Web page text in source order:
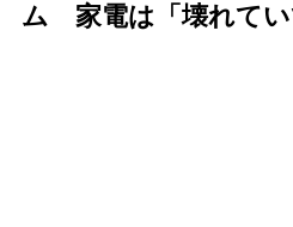
ム 家電は「壊れてい